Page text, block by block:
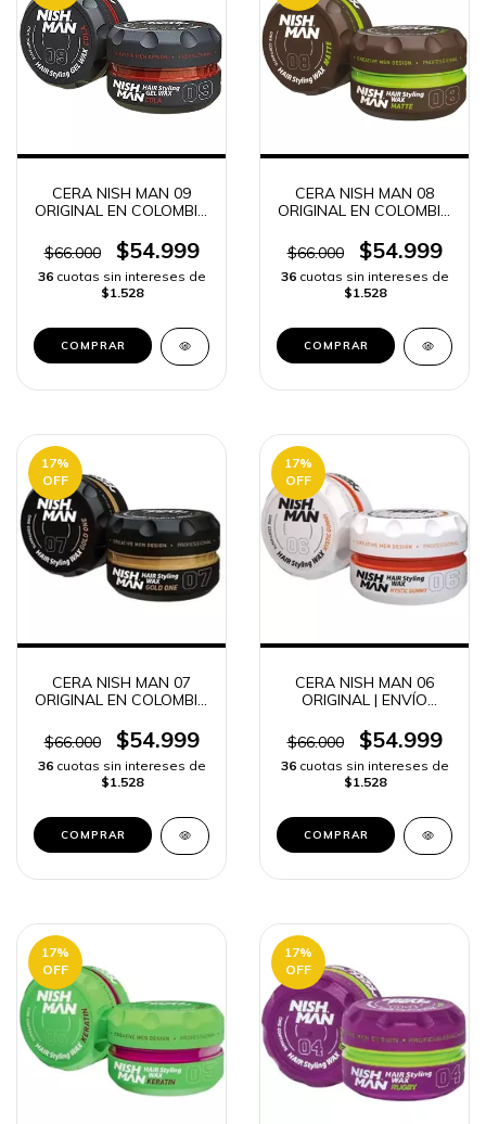
CERA NISH MAN 09
ORIGINAL EN COLOMBIA
PROFESIONAL | ENVÍO
RÁPIDO
$66.000 $54.999
36 cuotas sin intereses de
$1.528
CERA NISH MAN 08
ORIGINAL EN COLOMBIA
PROFESIONAL | ENVÍO
RÁPIDO -
$66.000 $54.999
36 cuotas sin intereses de
$1.528
17%
OFF
CERA NISH MAN 07
ORIGINAL EN COLOMBIA
PROFESIONAL | ENVÍO
RÁPIDO -
$66.000 $54.999
36 cuotas sin intereses de
$1.528
17%
OFF
CERA NISH MAN 06
ORIGINAL | ENVÍO
$66.000
$54.999
36 cuotas sin intereses de
$1.528
17%
OFF
17%
OFF